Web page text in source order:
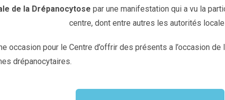
de la Drépanocytose par une manifestation qui a vu la
centre, dont entre autres les autorités
occasion pour le Centre d’offrir des présents a l’occasion
drépanocytaires.